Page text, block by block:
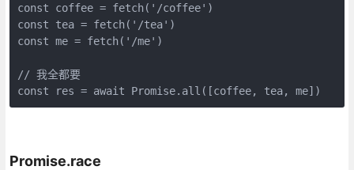
const coffee = fetch('/coffee')
const tea = fetch('/tea')
const me = fetch('/me')
// 我全都要
const res = await Promise.all([coffee, tea, me])
Promise.race